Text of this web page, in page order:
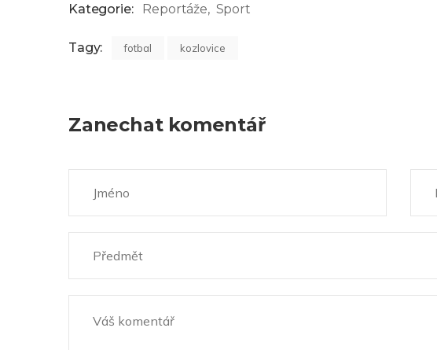
Kategorie: Reportáže Sport
Tagy: fotbal kozlovice
Zanechat komentář